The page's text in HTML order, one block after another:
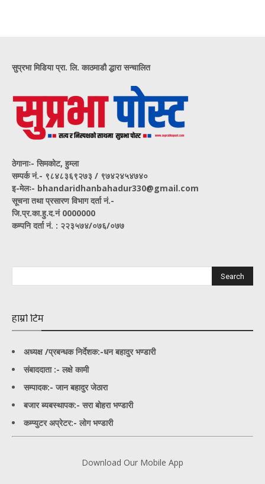
सुप्रभा मिडिया प्रा. लि. काठमाडौ द्धारा सन्चालित
ठेगानाः- सिमकोट, हुम्ला
सम्पर्क नं‍.- ९८४८३६९२७३ / ९७४२४५४७४०
इ-मेलः- bhandaridhanbahadur330@gmail.com
सूचना तथा प्रसारण विभाग दर्ता नं.-
जि.प्र.का.हु.द.नं 0000000
कम्पनि दर्ता नं. : २२३५७४/०७६/०७७
हाम्रो टिम
अध्यक्ष /प्रबन्धक निर्देशक:-धन बहादुर भण्डारी
संबाददाता :- लक्षे कामी
सम्पादक:- जान बहादुर जेठारा
बजार ब्यबस्थापक:- सरा बोहरा भण्डारी
कम्प्युटर अप्रेटर:- लोग भण्डारी
Download Our Mobile App